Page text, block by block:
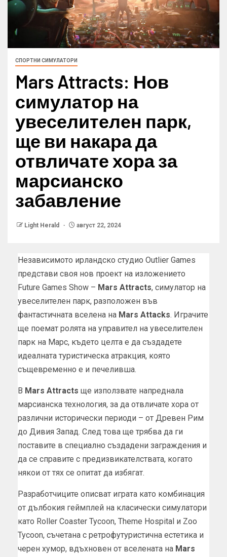
СПОРТНИ СИМУЛАТОРИ
Mars Attracts: Нов
симулатор на
увеселителен парк,
ще ви накара да
отвличате хора за
марсианско
забавление
Light Herald август 22, 2024
Независимото ирландско студио Outlier Games
представи своя нов проект на изложението
Future Games Show – Mars Attracts, симулатор на
увеселителен парк, разположен във
фантастичната вселена на Mars Attacks. Играчите
ще поемат ролята на управител на увеселителен
парк на Марс, където целта е да създадете
идеалната туристическа атракция, която
същевременно е и печеливша.
В Mars Attracts ще използвате напреднала
марсианска технология, за да отвличате хора от
различни исторически периоди – от Древен Рим
до Дивия Запад. След това ще трябва да ги
поставите в специално създадени заграждения и
да се справите с предизвикателствата, когато
някои от тях се опитат да избягат.
Разработчиците описват играта като комбинация
от дълбокия геймплей на класически симулатори
като Roller Coaster Tycoon, Theme Hospital и Zoo
Tycoon, съчетана с ретрофутуристична естетика и
черен хумор, вдъхновен от вселената на Mars